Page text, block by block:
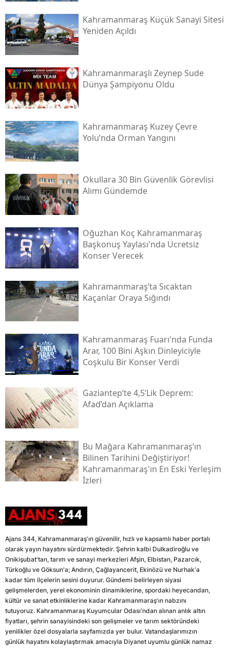
Kahramanmaraş Küçük Sanayi Sitesi
Yeniden Açıldı
Kahramanmaraşlı Zeynep Sude
Dünya Şampiyonu Oldu
Kahramanmaraş Kuzey Çevre
Yolu’nda Orman Yangını
Okullara 30 Bin Güvenlik Görevlisi
Alımı Gündemde
Oğuzhan Koç Kahramanmaraş
Başkonuş Yaylası'nda Ücretsiz
Konser Verecek
Kahramanmaraş’ta Sıcaktan
Kaçanlar Oraya Sığındı
Kahramanmaraş Fuarı'nda Funda
Arar, 100 Bini Aşkın Dinleyiciyle
Coşkulu Bir Konser Verdi
Gaziantep’te 4,5’lik Deprem:
Afad’dan Açıklama
Bu Mağara Kahramanmaraş’ın
Bilinen Tarihini Değiştiriyor!
Kahramanmaraş'ın En Eski Yerleşim
İzleri
Ajans 344, Kahramanmaraş'ın güvenilir, hızlı ve kapsamlı haber portalı
olarak yayın hayatını sürdürmektedir. Şehrin kalbi Dulkadiroğlu ve
Onikişubat'tan, tarım ve sanayi merkezleri Afşin, Elbistan, Pazarcık,
Türkoğlu ve Göksun'a; Andırın, Çağlayancerit, Ekinözü ve Nurhak'a
kadar tüm ilçelerin sesini duyurur. Gündemi belirleyen siyasi
gelişmelerden, yerel ekonominin dinamiklerine, spordaki heyecandan,
kültür ve sanat etkinliklerine kadar Kahramanmaraş'ın nabzını
tutuyoruz. Kahramanmaraş Kuyumcular Odası'ndan alınan anlık altın
fiyatları, şehrin sanayisindeki son gelişmeler ve tarım sektöründeki
yenilikler özel dosyalarla sayfamızda yer bulur. Vatandaşlarımızın
günlük hayatını kolaylaştırmak amacıyla Diyanet uyumlu günlük namaz